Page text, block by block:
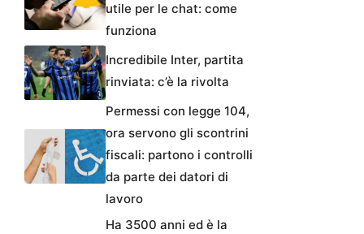
utile per le chat: come
funziona
Incredibile Inter, partita
rinviata: c’è la rivolta
Permessi con legge 104,
ora servono gli scontrini
fiscali: partono i controlli
da parte dei datori di
lavoro
Ha 3500 anni ed è la